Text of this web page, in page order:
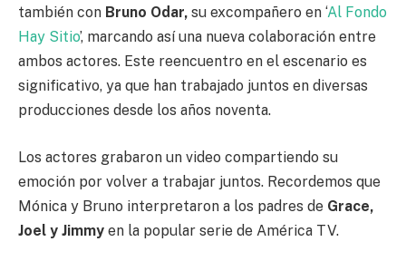
también con Bruno Odar, su excompañero en ‘Al Fondo
Hay Sitio’, marcando así una nueva colaboración entre
ambos actores. Este reencuentro en el escenario es
significativo, ya que han trabajado juntos en diversas
producciones desde los años noventa.
Los actores grabaron un video compartiendo su
emoción por volver a trabajar juntos. Recordemos que
Mónica y Bruno interpretaron a los padres de Grace,
Joel y Jimmy en la popular serie de América TV.